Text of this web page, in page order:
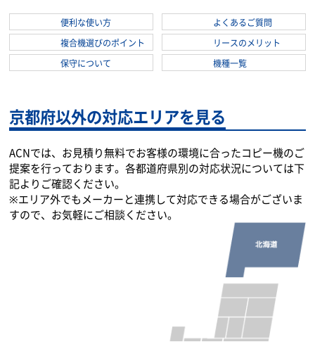
便利な使い方
よくあるご質問
複合機選びのポイント
リースのメリット
保守について
機種一覧
京都府以外の対応エリアを見る
ACNでは、お見積り無料でお客様の環境に合ったコピー機のご
提案を行っております。各都道府県別の対応状況については下
記よりご確認ください。
※エリア外でもメーカーと連携して対応できる場合がございま
すので、お気軽にご相談ください。